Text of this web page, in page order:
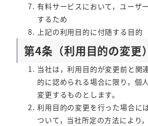
有料サービスにおいて，ユーザ
するため
上記の利用目的に付随する目的
第4条（利用目的の変更）
当社は，利用目的が変更前と関
的に認められる場合に限り，個
変更するものとします。
利用目的の変更を行った場合に
ついて，当社所定の方法により